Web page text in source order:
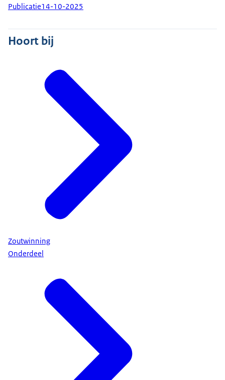
Publicatie14-10-2025
Hoort bij
Zoutwinning
Onderdeel